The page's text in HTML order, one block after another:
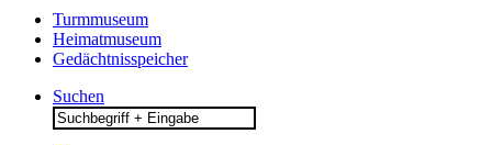
Turmmuseum
Heimatmuseum
Gedächtnisspeicher
Suchen
Search
for: